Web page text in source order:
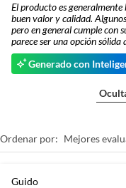
El producto es
buen valor y calidad.
pero en general cumple con
parece ser una opción sólida
Generado con
Ordenar por: Mejores
Guido